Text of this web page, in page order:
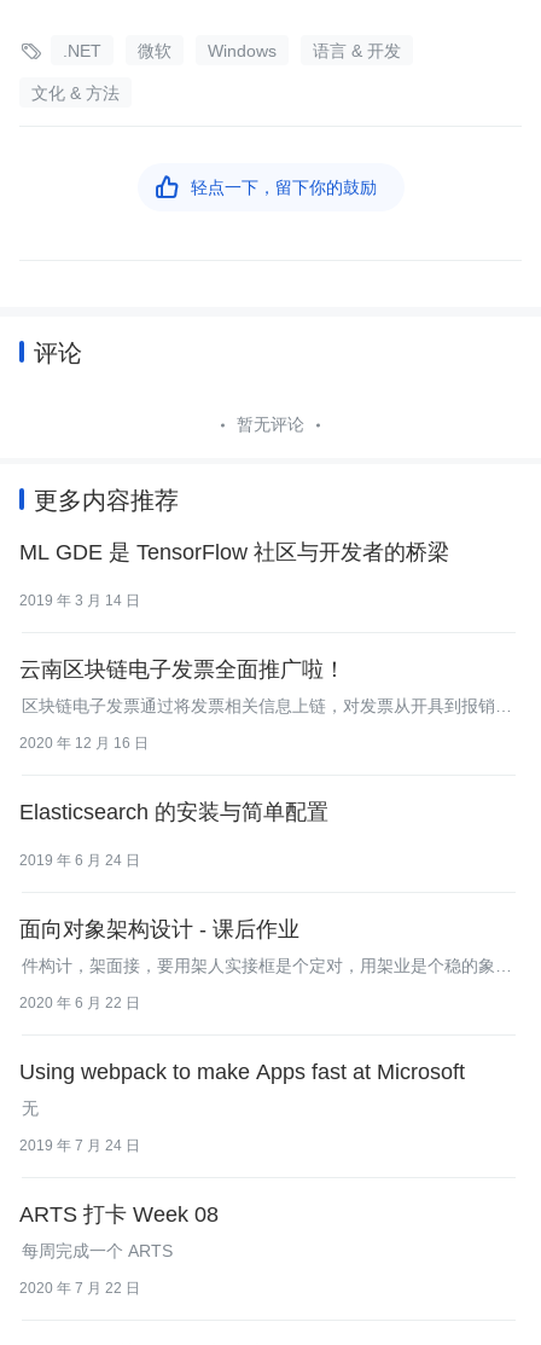
 .NET 微软 Windows 语言 & 开发
文化 & 方法
 轻点一下，留下你的鼓励
评论
暂无评论
更多内容推荐
ML GDE 是 TensorFlow 社区与开发者的桥梁
2019 年 3 月 14 日
云南区块链电子发票全面推广啦！
区块链电子发票通过将发票相关信息上链，对发票从开具到报销的
可追溯。
2020 年 12 月 16 日
Elasticsearch 的安装与简单配置
2019 年 6 月 24 日
面向对象架构设计 - 课后作业
件构计，架面接，要用架人实接框是个定对，用架业是个稳的象当
被层务统调，是业系运在架身础上，在运行时被框架调。体Spring
eetlsee）者
2020 年 6 月 22 日
Using webpack to make Apps fast at Microsoft
无
2019 年 7 月 24 日
ARTS 打卡 Week 08
每周完成一个 ARTS
2020 年 7 月 22 日